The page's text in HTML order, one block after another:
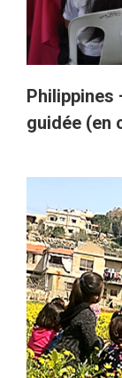
Philippines
guidée (en